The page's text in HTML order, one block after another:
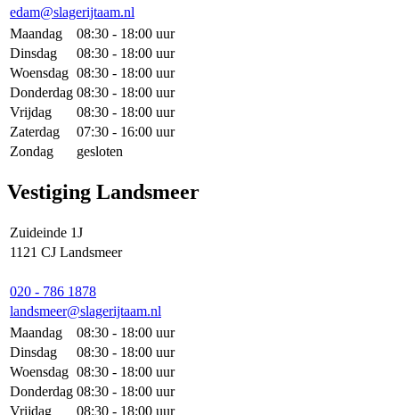
edam@slagerijtaam.nl
Maandag
08:30 - 18:00 uur
Dinsdag
08:30 - 18:00 uur
Woensdag 08:30 - 18:00 uur
Donderdag 08:30 - 18:00 uur
Vrijdag
08:30 - 18:00 uur
Zaterdag
07:30 - 16:00 uur
Zondag
gesloten
Vestiging Landsmeer
Zuideinde 1J
1121 CJ Landsmeer
020 - 786 1878
landsmeer@slagerijtaam.nl
Maandag
08:30 - 18:00 uur
Dinsdag
08:30 - 18:00 uur
Woensdag 08:30 - 18:00 uur
Donderdag 08:30 - 18:00 uur
Vrijdag
08:30 - 18:00 uur